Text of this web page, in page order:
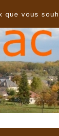
que vous